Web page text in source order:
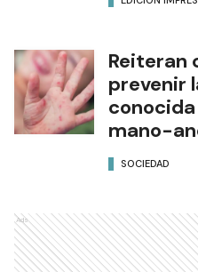
Reiteran
prevenir
mano-
SOCIEDAD
Ads